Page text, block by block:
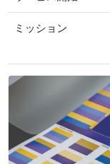
ミッション